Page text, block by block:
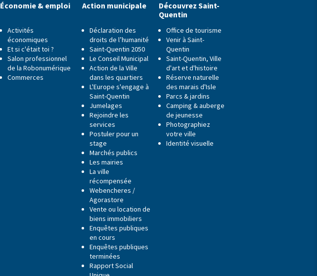
Économie & emploi
Activités
économiques
Et si c'était toi ?
Salon professionnel
de la Robonumérique
Commerces
Action municipale
Déclaration des
droits de l’humanité
Saint-Quentin 2050
Le Conseil Municipal
Action de la Ville
dans les quartiers
L'Europe s'engage à
Saint-Quentin
Jumelages
Rejoindre les
services
Postuler pour un
stage
Marchés publics
Les mairies
La ville
récompensée
Webencheres /
Agorastore
Vente ou location de
biens immobiliers
Enquêtes publiques
en cours
Enquêtes publiques
terminées
Rapport Social
Découvrez Saint-
Quentin
Office de tourisme
Venir à Saint-
Quentin
Saint-Quentin, Ville
d'art et d'histoire
Réserve naturelle
des marais d'Isle
Parcs & jardins
Camping & auberge
de jeunesse
Photographiez
votre ville
Identité visuelle